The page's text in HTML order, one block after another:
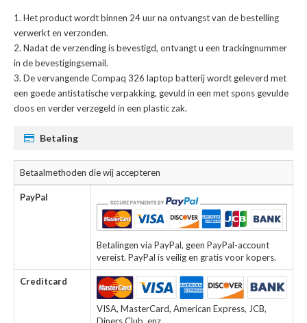
Het product wordt binnen 24 uur na ontvangst van de bestelling
verwerkt en verzonden.
Nadat de verzending is bevestigd, ontvangt u een trackingnummer
in de bevestigingsemail.
Devervangende Compaq 326 laptop batterijwordt geleverd met
een goede antistatische verpakking, gevuld in een met spons gevulde
doos en verder verzegeld in een plastic zak.
Betaling
Betaalmethoden die wij accepteren
PayPal
Betalingen via PayPal, geen PayPal-account
vereist. PayPal is veilig en gratis voor kopers.
Creditcard
VISA, MasterCard, American Express, JCB,